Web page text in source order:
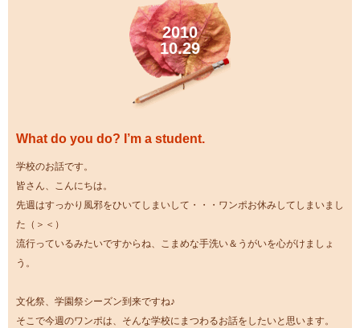
2010
10.29
What do you do? I’m a student.
学校のお話です。
皆さん、こんにちは。
先週はすっかり風邪をひいてしまいして・・・ワンポお休みしてしまいまし
た（＞＜）
流行っているみたいですからね、こまめな手洗い＆うがいを心がけましょ
う。
文化祭、学園祭シーズン到来ですね♪
そこで今週のワンポは、そんな学校にまつわるお話をしたいと思います。